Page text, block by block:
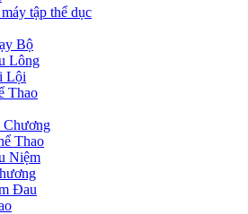
tập thể dục
Bộ
Lông
Lội
Thao
Thao
Niệm
Đau